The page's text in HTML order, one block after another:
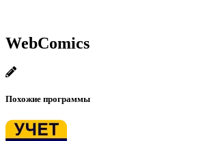
WebComics
Похожие программы